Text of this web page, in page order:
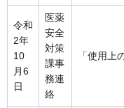
令和
2年
10
月6
日
医薬
安全
対策
課事
務連
絡
「使用上